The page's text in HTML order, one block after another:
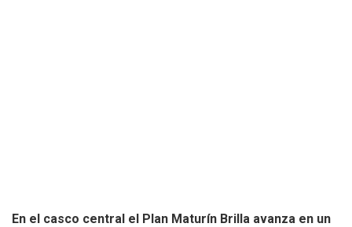
En el casco central el Plan Maturín Brilla avanza en un